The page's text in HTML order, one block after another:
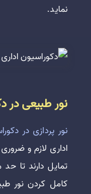
نماید.
نور طبیعی در
نور پردازی در
اداری لازم و
تمایل دارند تا
کامل کردن نور